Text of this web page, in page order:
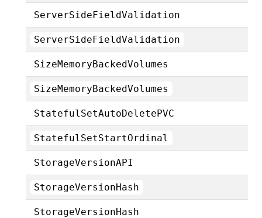
ServerSideFieldValidation
ServerSideFieldValidation
SizeMemoryBackedVolumes
SizeMemoryBackedVolumes
StatefulSetAutoDeletePVC
StatefulSetStartOrdinal
StorageVersionAPI
StorageVersionHash
StorageVersionHash